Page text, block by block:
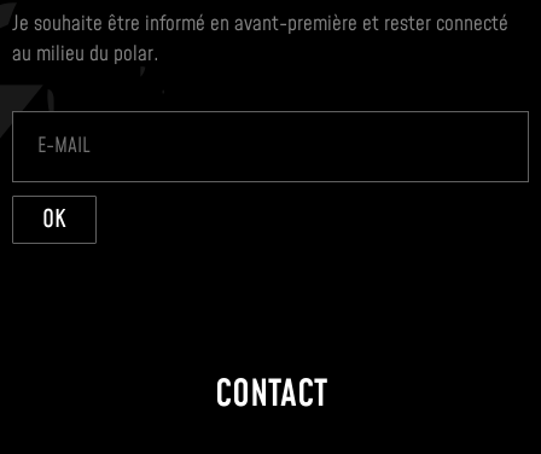
Je souhaite être informé en avant-première et rester connecté
au milieu du polar.
OK
CONTACT